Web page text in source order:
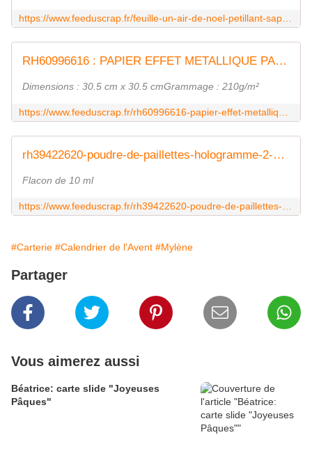
RH60996616 : PAPIER EFFET METALLIQUE PAILLETTES RAYHER FEE DU SCRAP
Dimensions : 30.5 cm x 30.5 cmGrammage : 210g/m²
rh39422620-poudre-de-paillettes-hologramme-2-mm-or RAYHER FEE DU SCRAP
Flacon de 10 ml
#Carterie #Calendrier de l'Avent #Mylène
Partager
Vous aimerez aussi
Béatrice: carte slide "Joyeuses
Pâques"